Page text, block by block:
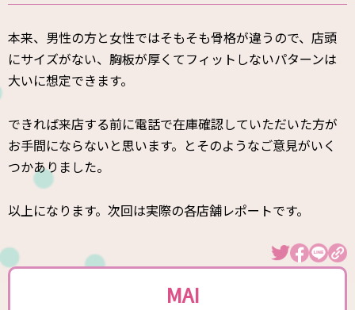
本来、男性の方と女性ではそもそも骨格が違うので、店頭
にサイズがない、胸板が厚くてフィットしないパターンは
大いに想定できます。
できれば来店する前に電話で在庫確認していただいた方が
お手間にならないと思います。とそのようなご意見がいく
つかありました。
以上になります。次回は実際の各店舗レポートです。
MAI